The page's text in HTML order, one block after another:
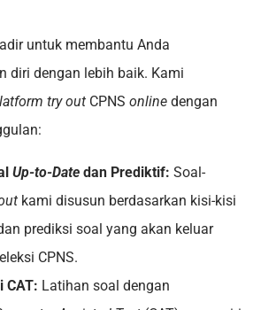
untuk membantu Anda
diri dengan lebih baik. Kami
try out CPNS online dengan
Up-to-Date dan Prediktif: Soal-
kami disusun berdasarkan kisi-kisi
prediksi soal yang akan keluar
CPNS.
CAT: Latihan soal dengan